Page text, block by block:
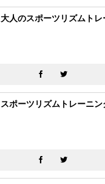
大人のスポーツリズムト
スポーツリズムトレーニ